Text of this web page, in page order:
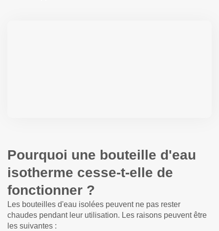
Pourquoi une bouteille d'eau
isotherme cesse-t-elle de
fonctionner ?
Les bouteilles d'eau isolées peuvent ne pas rester
chaudes pendant leur utilisation. Les raisons peuvent être
les suivantes :